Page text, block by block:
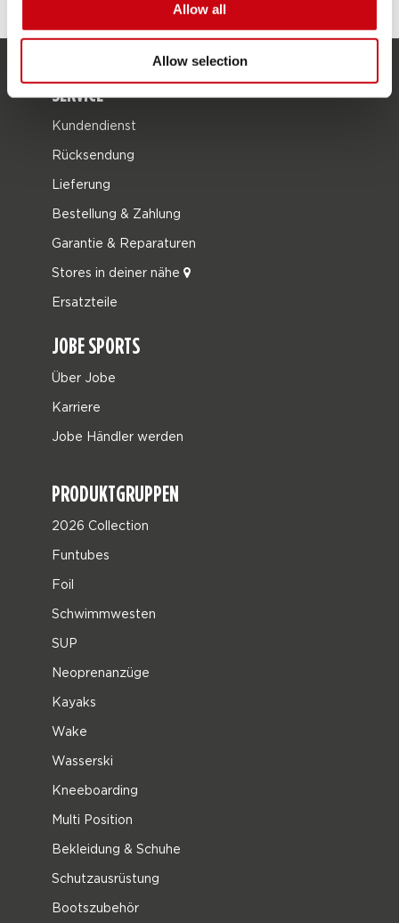
Allow all
Allow selection
SERVICE
Kundendienst
Rücksendung
Lieferung
Bestellung & Zahlung
Garantie & Reparaturen
Stores in deiner nähe
Ersatzteile
JOBE SPORTS
Über Jobe
Karriere
Jobe Händler werden
PRODUKTGRUPPEN
2026 Collection
Funtubes
Foil
Schwimmwesten
SUP
Neoprenanzüge
Kayaks
Wake
Wasserski
Kneeboarding
Multi Position
Bekleidung & Schuhe
Schutzausrüstung
Bootszubehör